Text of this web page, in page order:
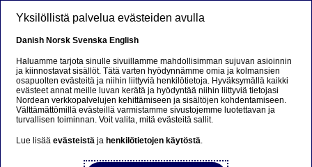
Beklager...
Siden findes desværre ikke på dansk
Bliv på siden|Fortsæt til en relateret side på dansk
Yksilöllistä palvelua evästeiden avulla
Danish Norsk Svenska English
Haluamme tarjota sinulle sivuillamme mahdollisimman sujuvan asioinnin
ja kiinnostavat sisällöt. Tätä varten hyödynnämme omia ja kolmansien
osapuolten evästeitä ja niihin liittyviä henkilötietoja. Hyväksymällä kaikki
evästeet annat meille luvan kerätä ja hyödyntää niihin liittyviä tietojasi
Nordean verkkopalvelujen kehittämiseen ja sisältöjen kohdentamiseen.
Välttämättömillä evästeillä varmistamme sivustojemme luotettavan ja
turvallisen toiminnan. Voit valita, mitä evästeitä sallit.
Lue lisääevästeistä ja henkilötietojen käytöstä.